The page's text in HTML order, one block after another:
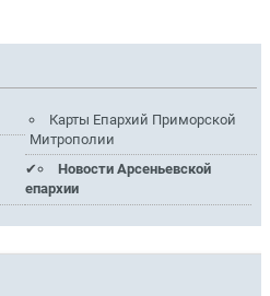
Карты Епархий Приморской
Митрополии
Новости Арсеньевской
епархии